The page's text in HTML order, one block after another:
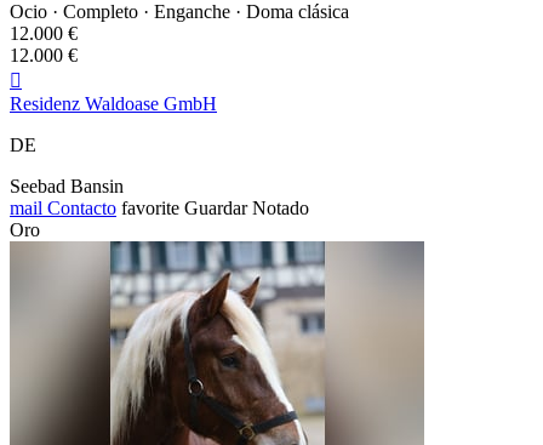
Ocio · Completo · Enganche · Doma clásica
12.000 €
12.000 €

Residenz Waldoase GmbH
DE
Seebad Bansin
mail Contacto favorite Guardar Notado
Oro